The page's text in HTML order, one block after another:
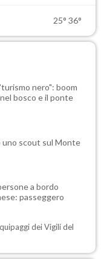
25° 36°
nero": boom
bosco e il ponte
uno scout sul Monte
a bordo
passeggero
dei Vigili del